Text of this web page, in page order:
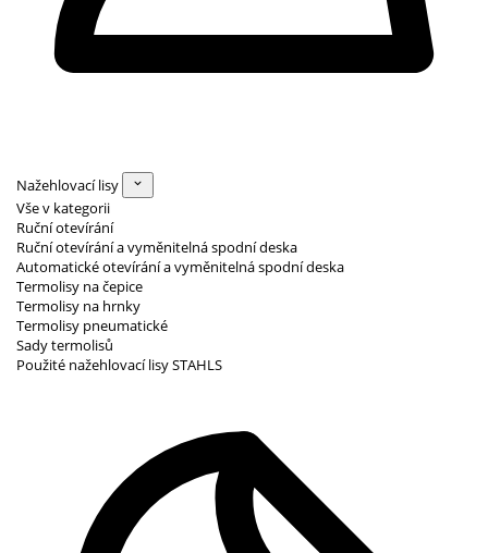
Nažehlovací lisy
Vše v kategorii
Ruční otevírání
Ruční otevírání a vyměnitelná spodní deska
Automatické otevírání a vyměnitelná spodní deska
Termolisy na čepice
Termolisy na hrnky
Termolisy pneumatické
Sady termolisů
Použité nažehlovací lisy STAHLS